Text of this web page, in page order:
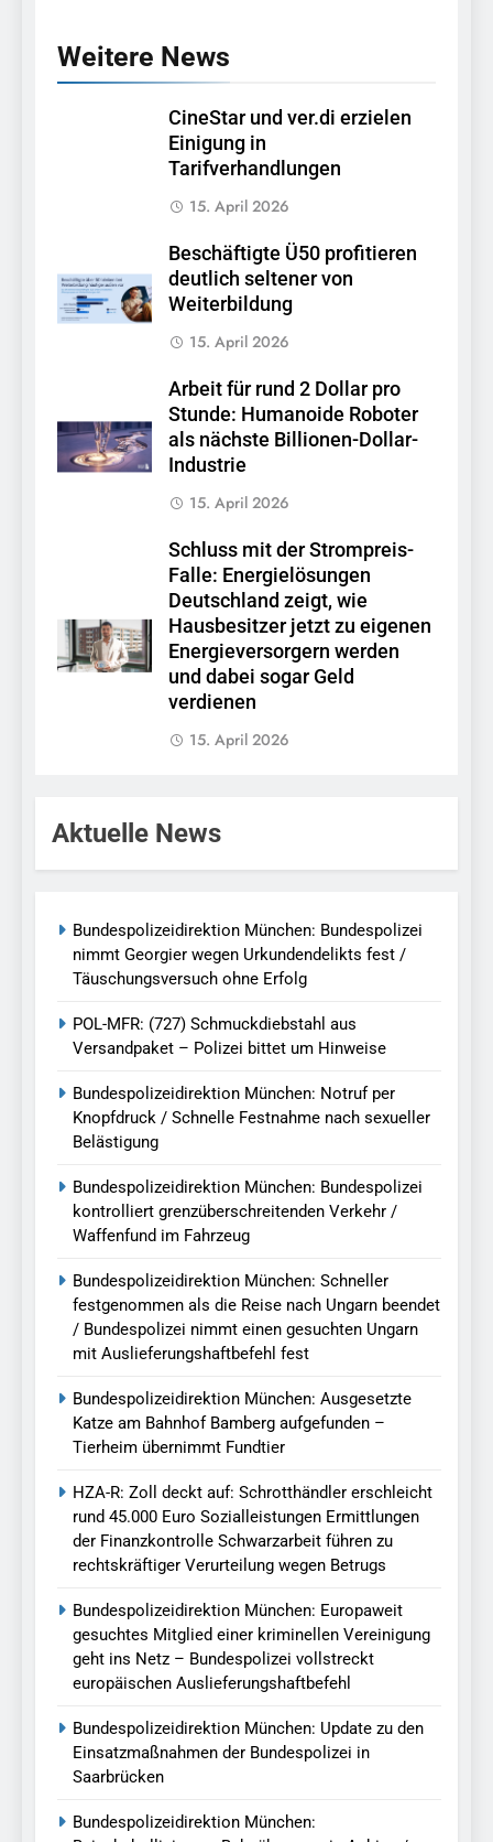
Weitere News
CineStar und ver.di erzielen
Einigung in
Tarifverhandlungen
15. April 2026
Beschäftigte Ü50 profitieren
deutlich seltener von
Weiterbildung
15. April 2026
Arbeit für rund 2 Dollar pro
Stunde: Humanoide Roboter
als nächste Billionen-Dollar-
Industrie
15. April 2026
Schluss mit der Strompreis-
Falle: Energielösungen
Deutschland zeigt, wie
Hausbesitzer jetzt zu eigenen
Energieversorgern werden
und dabei sogar Geld
verdienen
15. April 2026
Aktuelle News
Bundespolizeidirektion München: Bundespolizei
nimmt Georgier wegen Urkundendelikts fest /
Täuschungsversuch ohne Erfolg
POL-MFR: (727) Schmuckdiebstahl aus
Versandpaket – Polizei bittet um Hinweise
Bundespolizeidirektion München: Notruf per
Knopfdruck / Schnelle Festnahme nach sexueller
Belästigung
Bundespolizeidirektion München: Bundespolizei
kontrolliert grenzüberschreitenden Verkehr /
Waffenfund im Fahrzeug
Bundespolizeidirektion München: Schneller
festgenommen als die Reise nach Ungarn beendet
/ Bundespolizei nimmt einen gesuchten Ungarn
mit Auslieferungshaftbefehl fest
Bundespolizeidirektion München: Ausgesetzte
Katze am Bahnhof Bamberg aufgefunden –
Tierheim übernimmt Fundtier
HZA-R: Zoll deckt auf: Schrotthändler erschleicht
rund 45.000 Euro Sozialleistungen Ermittlungen
der Finanzkontrolle Schwarzarbeit führen zu
rechtskräftiger Verurteilung wegen Betrugs
Bundespolizeidirektion München: Europaweit
gesuchtes Mitglied einer kriminellen Vereinigung
geht ins Netz – Bundespolizei vollstreckt
europäischen Auslieferungshaftbefehl
Bundespolizeidirektion München: Update zu den
Einsatzmaßnahmen der Bundespolizei in
Saarbrücken
Bundespolizeidirektion München: